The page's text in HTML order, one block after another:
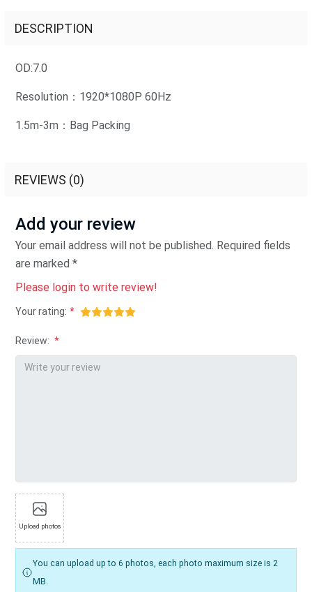
DESCRIPTION
OD:7.0
Resolution：1920*1080P 60Hz
1.5m-3m：Bag Packing
REVIEWS (0)
Add your review
Your email address will not be published. Required fields
are marked *
Please login to write review!
Your rating:
Review:
Upload photos
You can upload up to 6 photos, each photo maximum size is 2
MB.